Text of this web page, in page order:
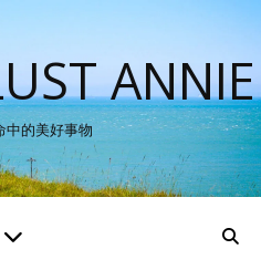
ANNIE
中的美好事物